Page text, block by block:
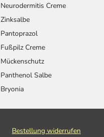
Neurodermitis Creme
Zinksalbe
Pantoprazol
Fußpilz Creme
Mückenschutz
Panthenol Salbe
Bryonia
Bestellung widerrufen